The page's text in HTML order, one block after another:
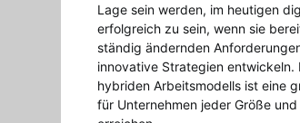
Lage sein werden, im heutigen
erfolgreich zu sein, wenn sie
ständig ändernden
innovative Strategien entwickeln.
hybriden Arbeitsmodells ist eine
für Unternehmen jeder Größe